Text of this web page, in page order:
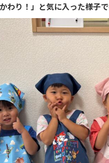
わり！」と気に入った様子